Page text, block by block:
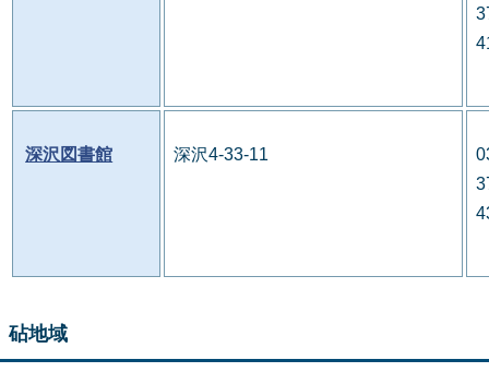
深沢図書館 深沢4-33-11
砧地域